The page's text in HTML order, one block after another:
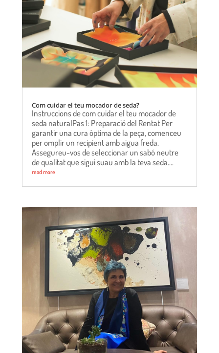
Com cuidar el teu mocador de seda?
Instruccions de com cuidar el teu mocador de
seda naturalPas 1: Preparació del Rentat Per
garantir una cura òptima de la peça, comenceu
per omplir un recipient amb aigua freda.
Assegureu-vos de seleccionar un sabó neutre
de qualitat que sigui suau amb la teva seda....
read more